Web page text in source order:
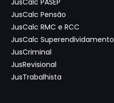
JusCalc Pensão
JusCalc RMC e RCC
JusCalc Superendividamento
JusCriminal
JusRevisional
JusTrabalhista